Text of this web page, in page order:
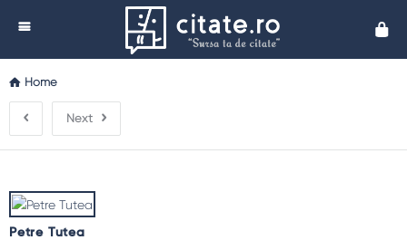
Home
Next
Petre Tutea